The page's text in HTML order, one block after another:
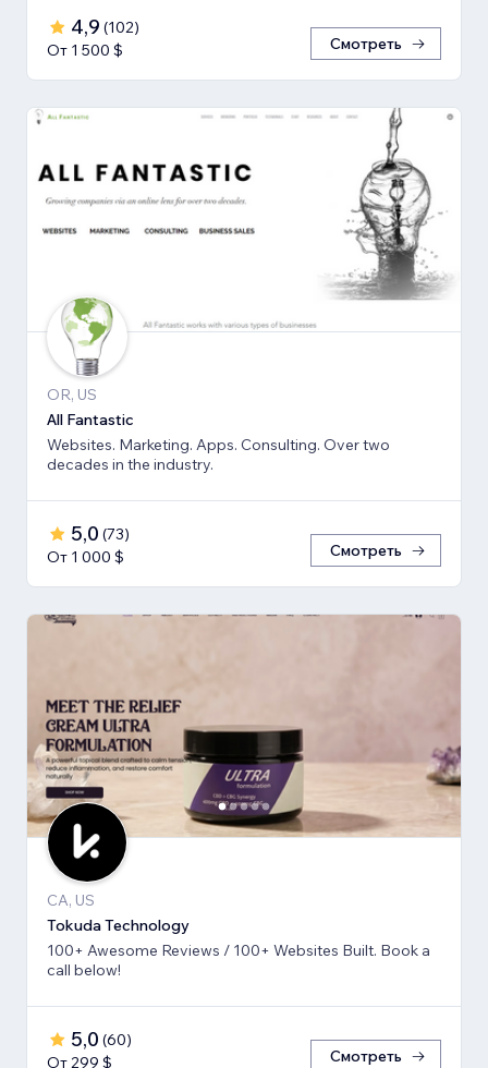
4,9 (102)
От 1 500 $
Смотреть
OR, US
All Fantastic
Websites. Marketing. Apps. Consulting. Over two
decades in the industry.
5,0 (73)
От 1 000 $
Смотреть
CA, US
Tokuda Technology
100+ Awesome Reviews / 100+ Websites Built. Book a
call below!
5,0 (60)
От 299 $
Смотреть